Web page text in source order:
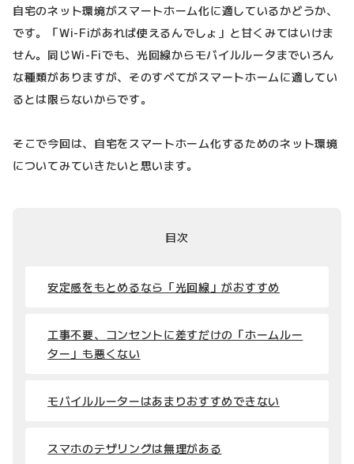
自宅のネット環境がスマートホーム化に適しているかどうか、
です。「Wi-Fiがあれば使えるんでしょ」と甘くみてはいけま
せん。同じWi-Fiでも、光回線からモバイルルータまでいろん
な種類がありますが、そのすべてがスマートホームに適してい
るとは限らないからです。
そこで今回は、自宅をスマートホーム化するためのネット環境
についてみていきたいと思います。
目次
安定感をもとめるなら「光回線」がおすすめ
工事不要、コンセントに差すだけの「ホームルー
ター」も悪くない
モバイルルーターはあまりおすすめできない
スマホのテザリングは無理がある